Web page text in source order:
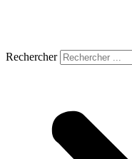
Rechercher